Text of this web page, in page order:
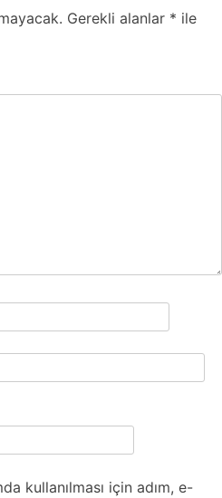
Gerekli alanlar * ile
kullanılması için adım, e-